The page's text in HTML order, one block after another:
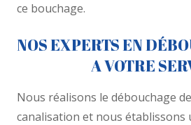
ce bouchage.
NOS EXPERTS EN
A VOTRE
Nous réalisons le débouchage
canalisation et nous